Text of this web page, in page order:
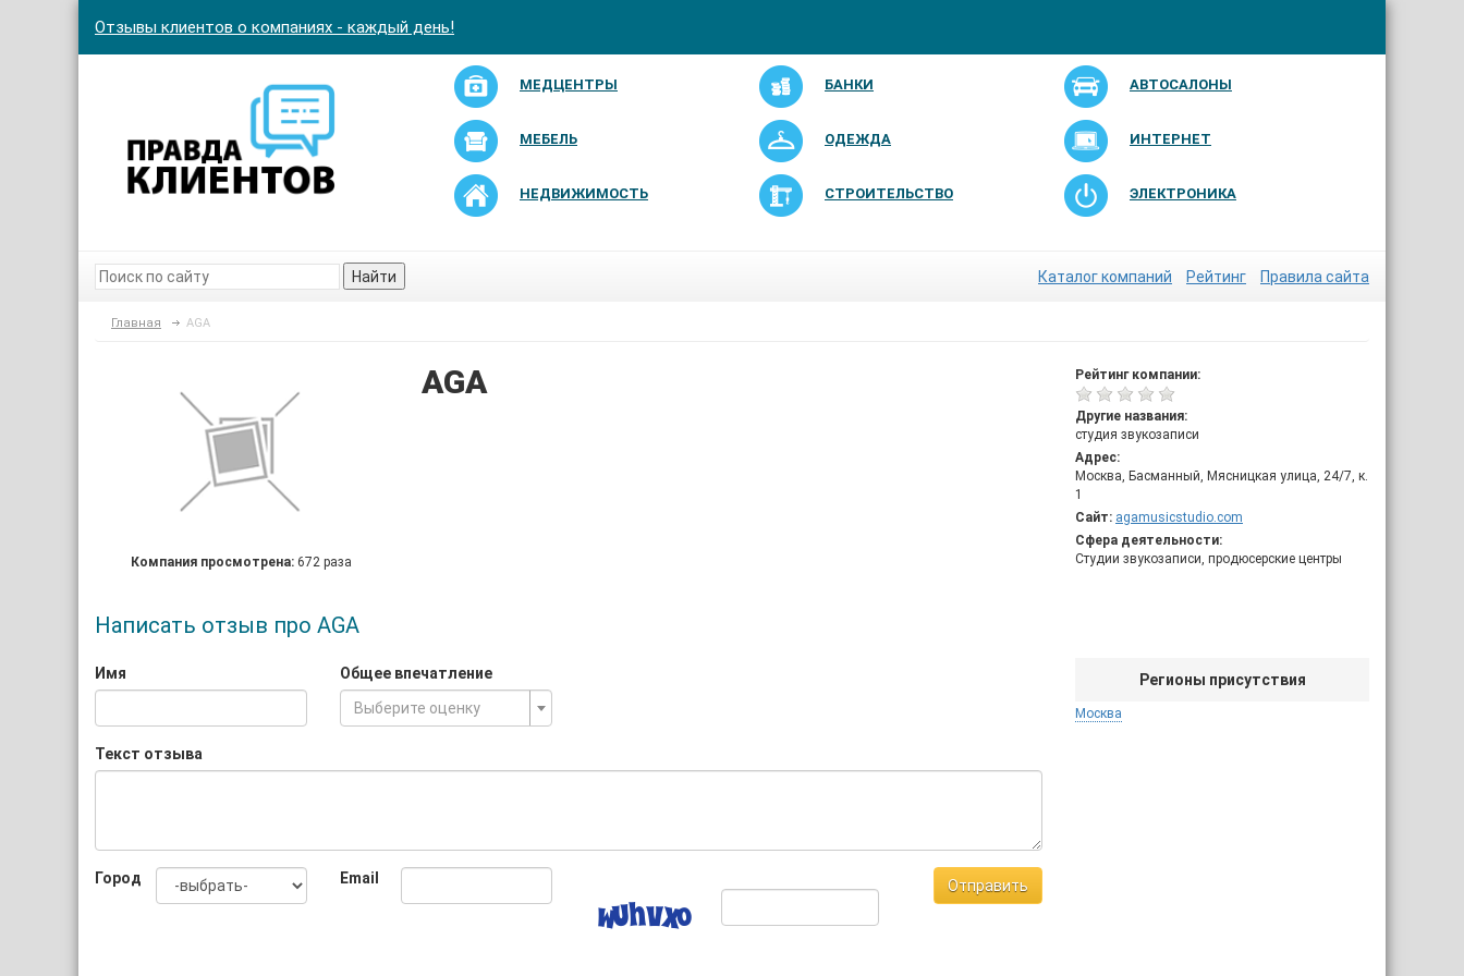
Отзывы клиентов о компаниях - каждый день!
МЕДЦЕНТРЫ БАНКИ АВТОСАЛОНЫ
МЕБЕЛЬ ОДЕЖДА ИНТЕРНЕТ
НЕДВИЖИМОСТЬ СТРОИТЕЛЬСТВО ЭЛЕКТРОНИКА
Найти Каталог компаний Рейтинг Правила сайта
Главная AGA
Рейтинг компании:
Другие названия:
студия звукозаписи
Адрес:
Москва, Басманный, Мясницкая улица, 24/7, к.
1
Сайт: agamusicstudio.com
Сфера деятельности:
Студии звукозаписи, продюсерские центры
Регионы присутствия
Москва
Компания просмотрена:672 раза
AGA
Написать отзыв про AGA
Имя
Общее впечатление
Выберите оценку
Текст отзыва
Город Email Отправить